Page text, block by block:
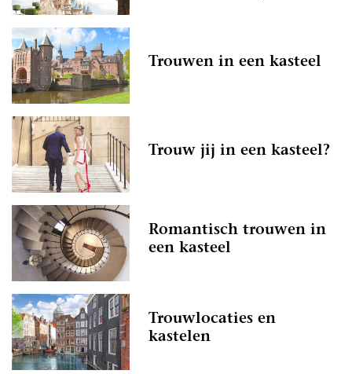
Trouwen in een kasteel
Trouw jij in een kasteel?
Romantisch trouwen in
een kasteel
Trouwlocaties en
kastelen